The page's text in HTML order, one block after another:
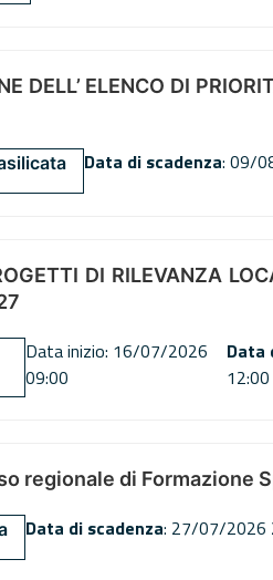
DELL’ ELENCO DI
Data di scadenza: 09/
DI RILEVANZA
Data inizio: 16/07/2026
09:00
Data
12:00
regionale di
Data di scadenza: 27/07/2026